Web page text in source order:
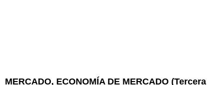
MERCADO, ECONOMÍA DE MERCADO (Tercera